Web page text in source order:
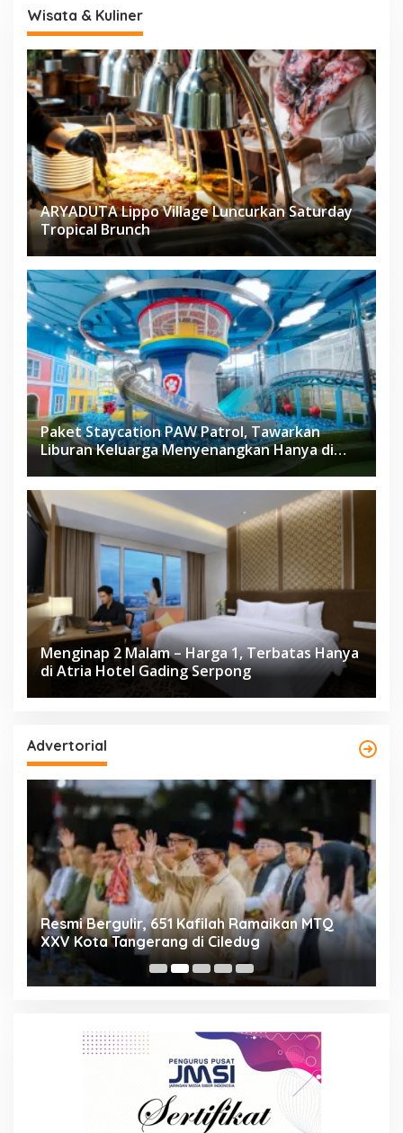
Wisata & Kuliner
ARYADUTA Lippo Village Luncurkan Saturday
Tropical Brunch
Paket Staycation PAW Patrol, Tawarkan
Liburan Keluarga Menyenangkan Hanya di
Herloom Hotel BSD
Menginap 2 Malam – Harga 1, Terbatas Hanya
di Atria Hotel Gading Serpong
Advertorial
Resmi Bergulir, 651 Kafilah Ramaikan MTQ
XXV Kota Tangerang di Ciledug